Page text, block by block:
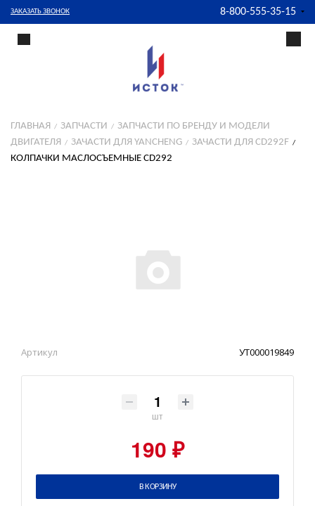
ЗАКАЗАТЬ ЗВОНОК 8-800-555-35-15
ГЛАВНАЯ ЗАПЧАСТИ
ЗАПЧАСТИ ПО БРЕНДУ И МОДЕЛИ
ДВИГАТЕЛЯ
ЗАЧАСТИ ДЛЯ YANCHENG
ЗАЧАСТИ ДЛЯ CD292F
КОЛПАЧКИ МАСЛОСЪЕМНЫЕ CD292
Артикул УТ000019849
шт
190 ₽
В КОРЗИНУ